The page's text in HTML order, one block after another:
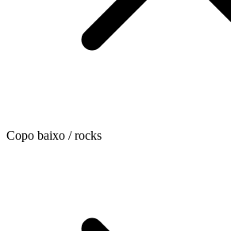
Copo baixo / rocks